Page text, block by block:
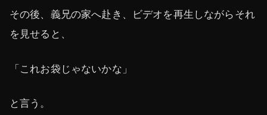
その後、義兄の家へ赴き、ビデオを再生しながらそれ
を見せると、
「これお袋じゃないかな」
と言う。